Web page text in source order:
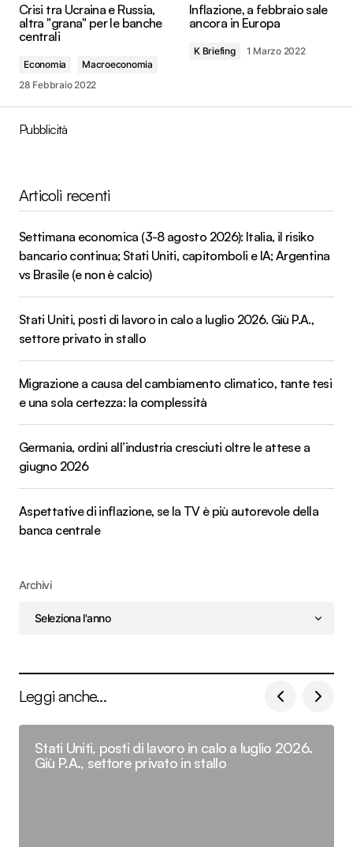
Crisi tra Ucraina e Russia,
altra "grana" per le banche
centrali
Economia
Macroeconomia
28 Febbraio 2022
Inflazione, a febbraio sale
ancora in Europa
K Briefing 1 Marzo 2022
Pubblicità
Articoli recenti
Settimana economica (3-8 agosto 2026): Italia, il risiko
bancario continua; Stati Uniti, capitomboli e IA; Argentina
vs Brasile (e non è calcio)
Stati Uniti, posti di lavoro in calo a luglio 2026. Giù P.A.,
settore privato in stallo
Migrazione a causa del cambiamento climatico, tante tesi
e una sola certezza: la complessità
Germania, ordini all’industria cresciuti oltre le attese a
giugno 2026
Aspettative di inflazione, se la TV è più autorevole della
banca centrale
Archivi
Leggi anche...
Stati Uniti, posti di lavoro in calo a luglio 2026.
Giù P.A., settore privato in stallo